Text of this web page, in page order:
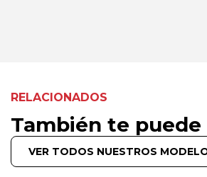
RELACIONADOS
También te
VER TODOS NUESTROS